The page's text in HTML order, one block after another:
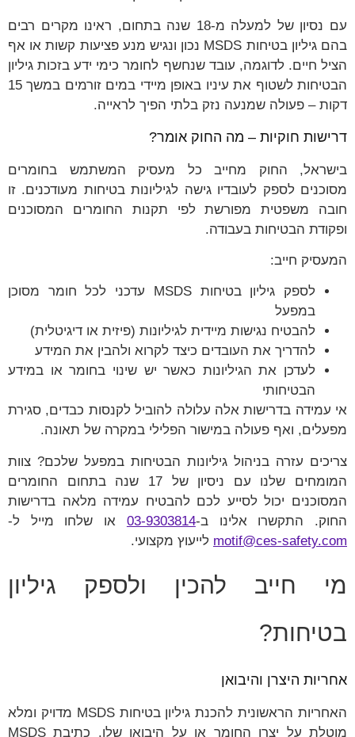
עם נסיון של למעלה מ-18 שנה בתחום, ראינו מקרים רבים
בהם גיליון בטיחות MSDS נכון ונגיש מנע פציעות קשות או אף
הציל חיים. לדוגמה, עובד שנחשף לחומר כימי ידע בזכות גיליון
הבטיחות לשטוף את עיניו באופן מיידי במים זורמים במשך 15
דקות – פעולה שמנעה נזק בלתי הפיך לראייה.
דרישות חוקיות – מה החוק אומר?
בישראל, החוק מחייב כל מעסיק המשתמש בחומרים
מסוכנים לספק לעובדיו גישה לגיליונות בטיחות מעודכנים. זו
חובה משפטית מפורשת לפי תקנות החומרים המסוכנים
ופקודת הבטיחות בעבודה.
המעסיק חייב:
לספק גיליון בטיחות MSDS עדכני לכל חומר מסוכן
במפעל
להבטיח נגישות מיידית לגיליונות (פיזית או דיגיטלית)
להדריך את העובדים כיצד לקרוא ולהבין את המידע
לעדכן את הגיליונות כאשר יש שינוי בחומר או במידע
הבטיחותי
אי עמידה בדרישות אלה עלולה להוביל לקנסות כבדים, סגירת
מפעלים, ואף פעולה במישור הפלילי במקרה של תאונה.
צריכים עזרה בניהול גיליונות הבטיחות במפעל שלכם? צוות
המומחים שלנו עם ניסיון של 17 שנה בתחום החומרים
המסוכנים יכול לסייע לכם להבטיח עמידה מלאה בדרישות
החוק. התקשרו אלינו ב-03-9303814 או שלחו מייל ל-
motif@ces-safety.com לייעוץ מקצועי.
מי חייב להכין ולספק גיליון
בטיחות?
אחריות היצרן והיבואן
האחריות הראשונית להכנת גיליון בטיחות MSDS מדויק ומלא
מוטלת על יצרן החומר או על היבואן שלו. כתיבת MSDS